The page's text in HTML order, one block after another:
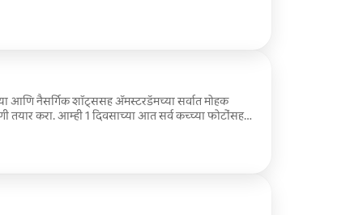
आत डिलिव्हर केले जातात. प्रपोजलच्या क्षणाचे
आणि नैसर्गिक शॉट्ससह ॲमस्टरडॅमच्या सर्वात मोहक
तयार करा. आम्ही 1 दिवसाच्या आत सर्व कच्च्या फोटोंसह
बदल करण्यासाठी तुमचे आवडते 40 निवडू शकता.
आत डिलिव्हर केले जातात.